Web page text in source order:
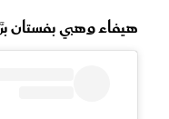
هيفاء وهبي بفستان